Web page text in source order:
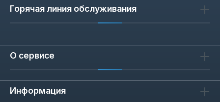
Горячая линия обслуживания
О сервисе
Информация